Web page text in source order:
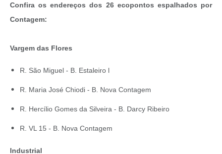
Confira os endereços dos 26 ecopontos espalhados por
Contagem:
Vargem das Flores
R. São Miguel - B. Estaleiro l
R. Maria José Chiodi - B. Nova Contagem
R. Hercílio Gomes da Silveira - B. Darcy Ribeiro
R. VL 15 - B. Nova Contagem
Industrial